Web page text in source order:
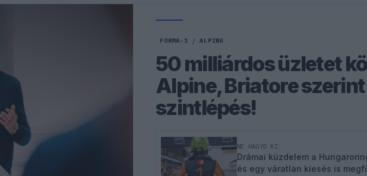
FORMA-1 / ALPINE
50 milliárdos üzletet
Alpine, Briatore
szintlépés!
NE HAGYD KI
Drámai küzdelem a
és egy váratlan kiesés is